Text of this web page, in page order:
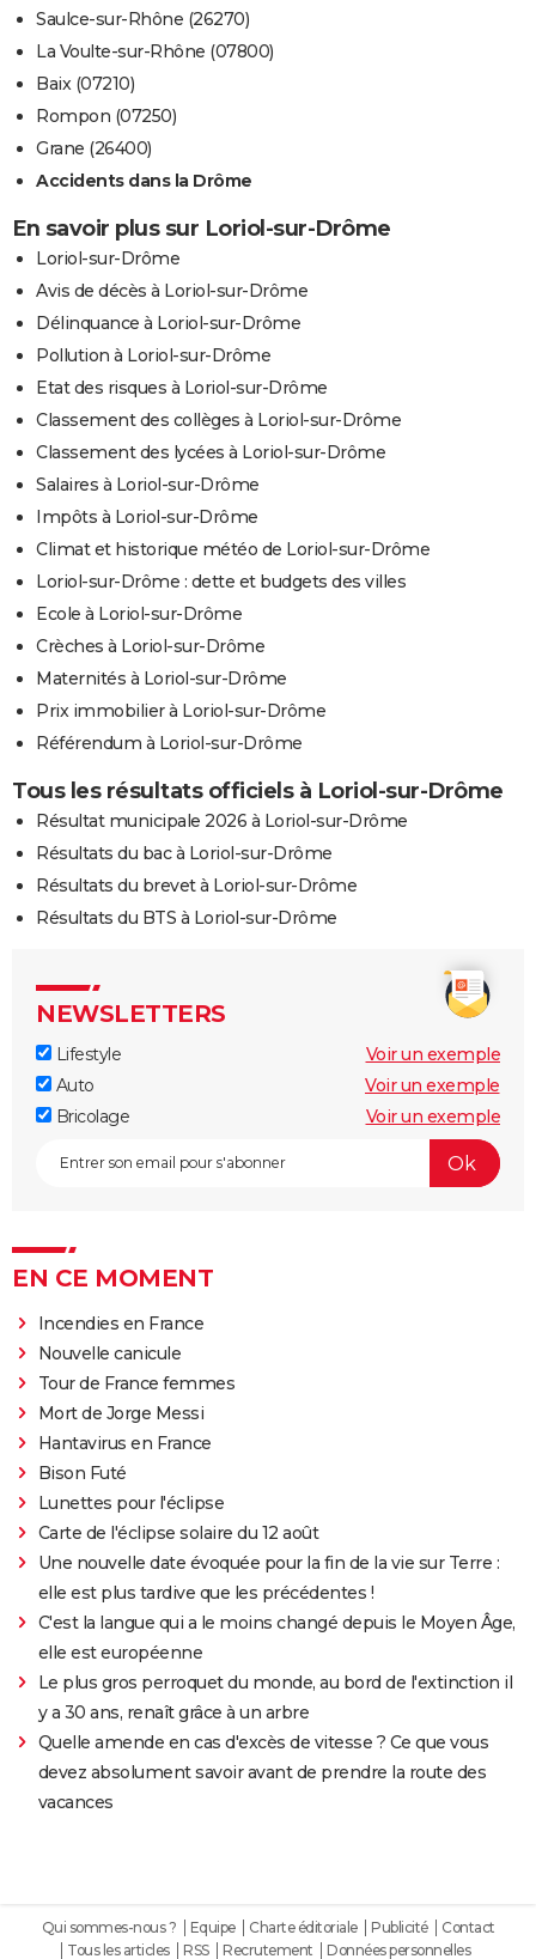
Saulce-sur-Rhône (26270)
La Voulte-sur-Rhône (07800)
Baix (07210)
Rompon (07250)
Grane (26400)
Accidents dans la Drôme
En savoir plus sur Loriol-sur-Drôme
Loriol-sur-Drôme
Avis de décès à Loriol-sur-Drôme
Délinquance à Loriol-sur-Drôme
Pollution à Loriol-sur-Drôme
Etat des risques à Loriol-sur-Drôme
Classement des collèges à Loriol-sur-Drôme
Classement des lycées à Loriol-sur-Drôme
Salaires à Loriol-sur-Drôme
Impôts à Loriol-sur-Drôme
Climat et historique météo de Loriol-sur-Drôme
Loriol-sur-Drôme : dette et budgets des villes
Ecole à Loriol-sur-Drôme
Crèches à Loriol-sur-Drôme
Maternités à Loriol-sur-Drôme
Prix immobilier à Loriol-sur-Drôme
Référendum à Loriol-sur-Drôme
Tous les résultats officiels à Loriol-sur-Drôme
Résultat municipale 2026 à Loriol-sur-Drôme
Résultats du bac à Loriol-sur-Drôme
Résultats du brevet à Loriol-sur-Drôme
Résultats du BTS à Loriol-sur-Drôme
NEWSLETTERS
Lifestyle
Voir un exemple
Auto
Voir un exemple
Bricolage
Voir un exemple
EN CE MOMENT
Incendies en France
Nouvelle canicule
Tour de France femmes
Mort de Jorge Messi
Hantavirus en France
Bison Futé
Lunettes pour l'éclipse
Carte de l'éclipse solaire du 12 août
Une nouvelle date évoquée pour la fin de la vie sur Terre :
elle est plus tardive que les précédentes !
C'est la langue qui a le moins changé depuis le Moyen Âge,
elle est européenne
Le plus gros perroquet du monde, au bord de l'extinction il
y a 30 ans, renaît grâce à un arbre
Quelle amende en cas d'excès de vitesse ? Ce que vous
devez absolument savoir avant de prendre la route des
vacances
Qui sommes-nous ? Equipe Charte éditoriale Publicité
Contact
Tous les articles
RSS Recrutement Données personnelles